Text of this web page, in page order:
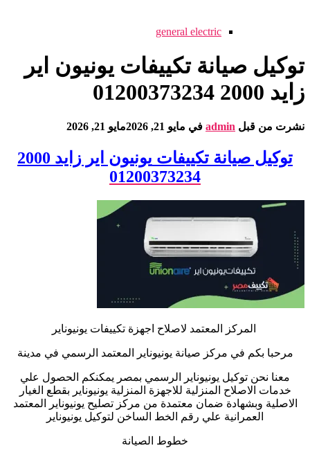
general electric
توكيل صيانة تكييفات يونيون اير
زايد 2000 01200373234
نشرت من قبل admin في مايو 21, 2026 مايو 21, 2026
توكيل صيانة تكييفات يونيون اير زايد 2000
01200373234
المركز المعتمد لاصلاح اجهزة تكييفات يونيوناير
مرحبا بكم في مركز صيانة يونيوناير المعتمد الرسمي في مدينة
معنا نحن توكيل يونيوناير الرسمي بمصر يمكنكم الحصول علي
خدمات الاصلاح المنزلية للاجهزة المنزلية يونيوناير بقطع الغيار
الاصلية وبشهادة ضمان معتمدة من مركز تصليح يونيوناير المعتمد
العمرانية علي رقم الخط الساخن لتوكيل يونيوناير
خطوط الصيانة